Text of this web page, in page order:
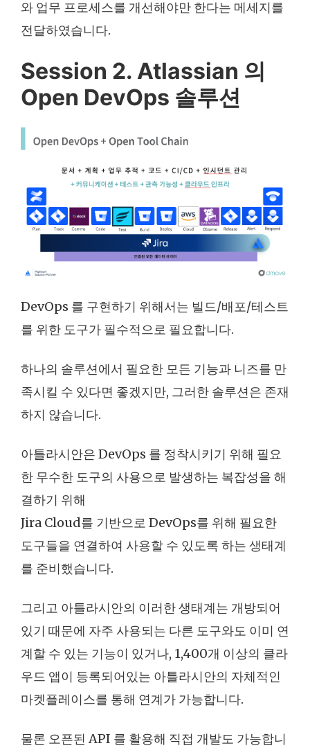
와 업무 프로세스를 개선해야만 한다는 메세지를
전달하였습니다.
Session 2. Atlassian 의
Open DevOps 솔루션
DevOps 를 구현하기 위해서는 빌드/배포/테스트
를 위한 도구가 필수적으로 필요합니다.
하나의 솔루션에서 필요한 모든 기능과 니즈를 만
족시킬 수 있다면 좋겠지만, 그러한 솔루션은 존재
하지 않습니다.
아틀라시안은 DevOps 를 정착시키기 위해 필요
한 무수한 도구의 사용으로 발생하는 복잡성을 해
결하기 위해
Jira Cloud를 기반으로 DevOps를 위해 필요한
도구들을 연결하여 사용할 수 있도록 하는 생태계
를 준비했습니다.
그리고 아틀라시안의 이러한 생태계는 개방되어
있기 때문에 자주 사용되는 다른 도구와도 이미 연
계할 수 있는 기능이 있거나, 1,400개 이상의 클라
우드 앱이 등록되어있는 아틀라시안의 자체적인
마켓플레이스를 통해 연계가 가능합니다.
물론 오픈된 API 를 활용해 직접 개발도 가능합니